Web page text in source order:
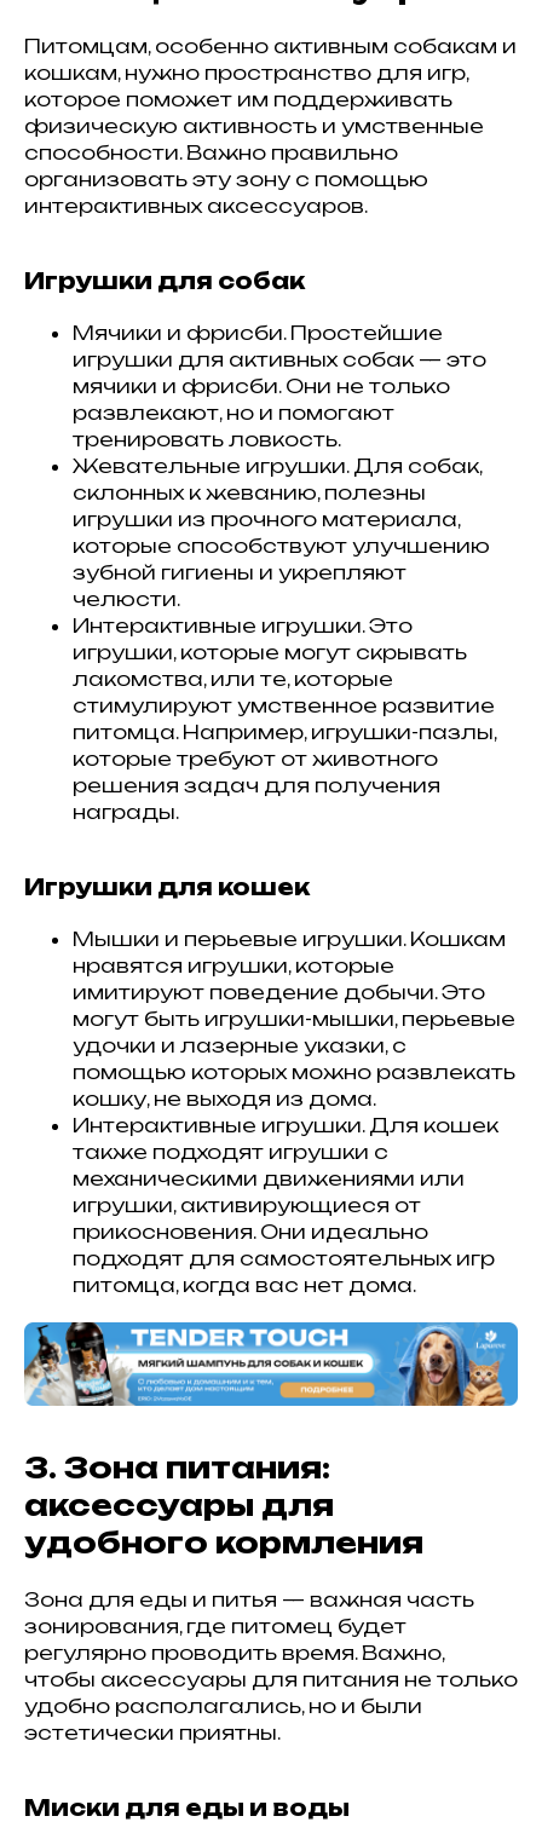
Питомцам, особенно активным собакам и
кошкам, нужно пространство для игр,
которое поможет им поддерживать
физическую активность и умственные
способности. Важно правильно
организовать эту зону с помощью
интерактивных аксессуаров.
Игрушки для собак
Мячики и фрисби. Простейшие
игрушки для активных собак — это
мячики и фрисби. Они не только
развлекают, но и помогают
тренировать ловкость.
Жевательные игрушки. Для собак,
склонных к жеванию, полезны
игрушки из прочного материала,
которые способствуют улучшению
зубной гигиены и укрепляют
челюсти.
Интерактивные игрушки. Это
игрушки, которые могут скрывать
лакомства, или те, которые
стимулируют умственное развитие
питомца. Например, игрушки-пазлы,
которые требуют от животного
решения задач для получения
награды.
Игрушки для кошек
Мышки и перьевые игрушки. Кошкам
нравятся игрушки, которые
имитируют поведение добычи. Это
могут быть игрушки-мышки, перьевые
удочки и лазерные указки, с
помощью которых можно развлекать
кошку, не выходя из дома.
Интерактивные игрушки. Для кошек
также подходят игрушки с
механическими движениями или
игрушки, активирующиеся от
прикосновения. Они идеально
подходят для самостоятельных игр
питомца, когда вас нет дома.
3. Зона питания:
аксессуары для
удобного кормления
Зона для еды и питья — важная часть
зонирования, где питомец будет
регулярно проводить время. Важно,
чтобы аксессуары для питания не только
удобно располагались, но и были
эстетически приятны.
Миски для еды и воды